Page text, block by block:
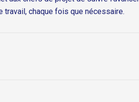
travail, chaque fois que nécessaire.